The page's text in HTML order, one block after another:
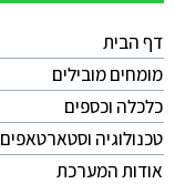
דף הבית
מומחים מובילים
כלכלה וכספים
טכנולוגיה וסטארטאפים
אודות המערכת